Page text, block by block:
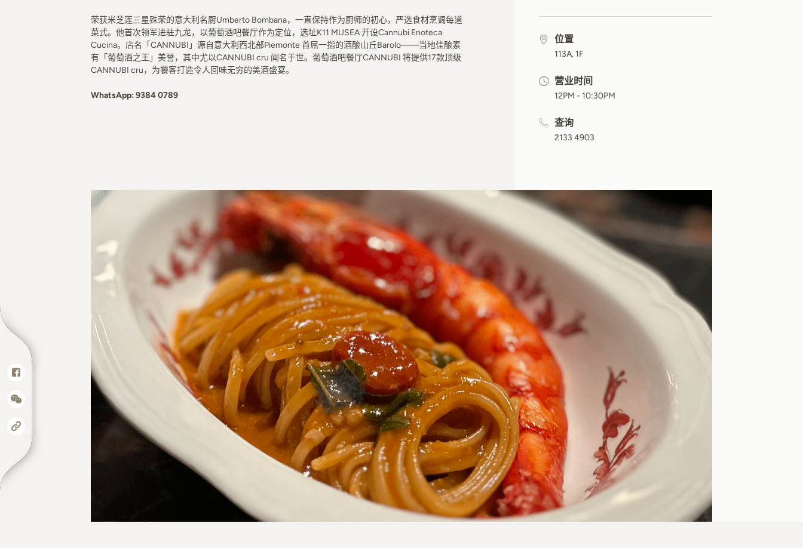
荣获⽶芝莲三星殊荣的意⼤利名厨Umberto Bombana，一直保持作为厨师的初心，严选食材烹调每道
菜式。他首次领军进驻九龙，以葡萄酒吧餐厅作为定位，选址K11 MUSEA 开设Cannubi Enoteca
Cucina。店名「CANNUBI」源自意⼤利西北部Piemonte 首屈一指的酒酿山丘Barolo——当地佳酿素
有「葡萄酒之王」美誉，其中尤以CANNUBI cru 闻名于世。葡萄酒吧餐厅CANNUBI 将提供17款顶级
CANNUBI cru，为饕客打造令人回味无穷的美酒盛宴。
WhatsApp: 9384 0789
位置
113A, 1F
营业时间
12PM - 10:30PM
查询
2133 4903